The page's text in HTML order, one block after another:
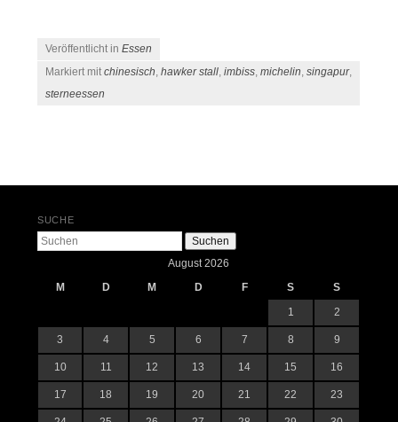
Veröffentlicht inEssen
Markiert mitchinesisch ,hawker stall ,imbiss ,michelin ,singapur,
sterneessen
SUCHE
Suchen
August 2026
M
D M D F S
S
1
2
3 4 5 6 7 8 9
10 11 12 13 14 15 16
17 18 19 20 21 22 23